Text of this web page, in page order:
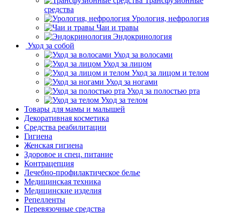
средства
Урология, нефрология
Чаи и травы
Эндокринология
Уход за собой
Уход за волосами
Уход за лицом
Уход за лицом и телом
Уход за ногами
Уход за полостью рта
Уход за телом
Товары для мамы и малышей
Декоративная косметика
Средства реабилитации
Гигиена
Женская гигиена
Здоровое и спец. питание
Контрацепция
Лечебно-профилактическое белье
Медицинская техника
Медицинские изделия
Репелленты
Перевязочные средства